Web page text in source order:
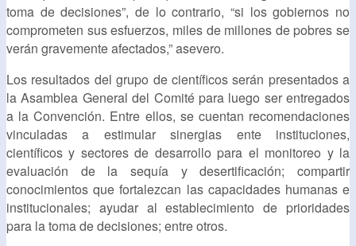
toma de decisiones”, de lo contrario, “si los gobiernos no
comprometen sus esfuerzos, miles de millones de pobres se
verán gravemente afectados,” asevero.
Los resultados del grupo de científicos serán presentados a
la Asamblea General del Comité para luego ser entregados
a la Convención. Entre ellos, se cuentan recomendaciones
vinculadas a estimular sinergias ente instituciones,
científicos y sectores de desarrollo para el monitoreo y la
evaluación de la sequía y desertificación; compartir
conocimientos que fortalezcan las capacidades humanas e
institucionales; ayudar al establecimiento de prioridades
para la toma de decisiones; entre otros.